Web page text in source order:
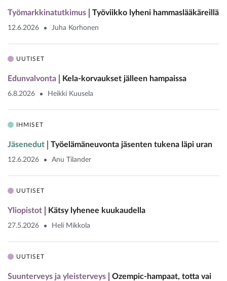
Työmarkkinatutkimus Työviikko lyheni hammaslääkäreillä
12.6.2026 Juha Korhonen
UUTISET
Edunvalvonta Kela-korvaukset jälleen hampaissa
6.8.2026 Heikki Kuusela
IHMISET
Jäsenedut Työelämäneuvonta jäsenten tukena läpi uran
12.6.2026 Anu Tilander
UUTISET
Yliopistot Kätsy lyhenee kuukaudella
27.5.2026 Heli Mikkola
UUTISET
Suunterveys ja yleisterveys
Ozempic-hampaat, totta vai